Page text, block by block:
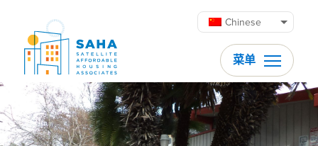
Chinese
菜单